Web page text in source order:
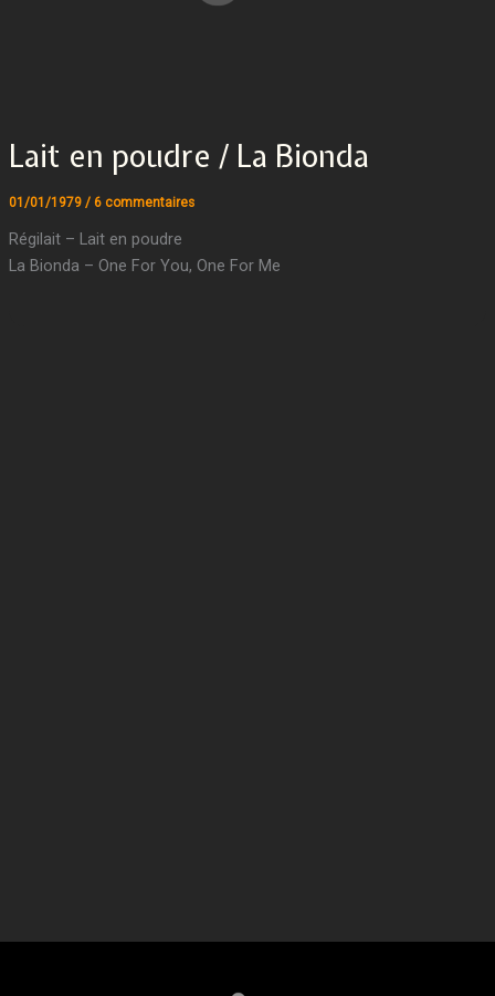
Lait en poudre / La Bionda
01/01/1979 / 6 commentaires
Régilait – Lait en poudre
La Bionda – One For You, One For Me